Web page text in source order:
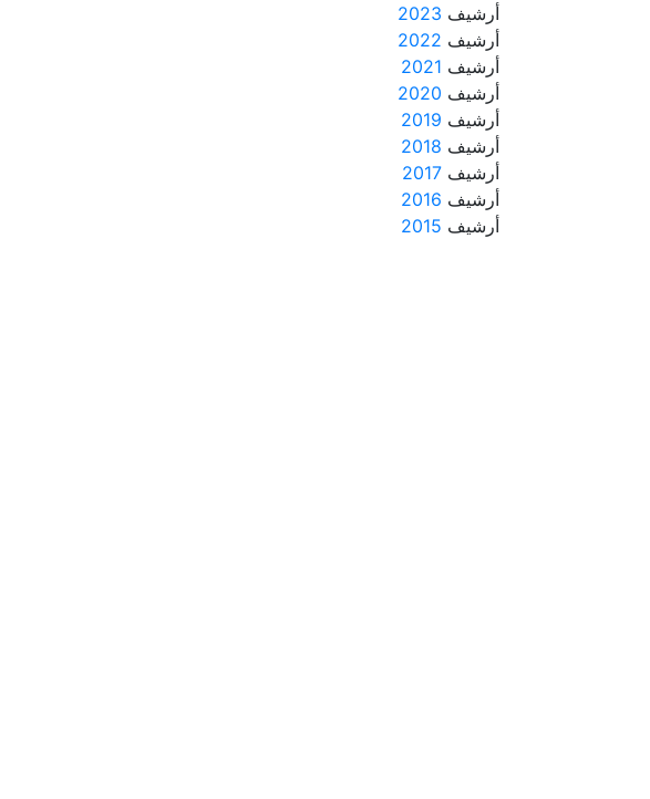
أرشيف 2023
أرشيف 2022
أرشيف 2021
أرشيف 2020
أرشيف 2019
أرشيف 2018
أرشيف 2017
أرشيف 2016
أرشيف 2015